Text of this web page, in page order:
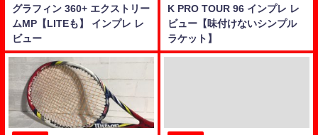
グラフィン 360+ エクストリー
ムMP【LITEも】 インプレ レ
ビュー
K PRO TOUR 96 インプレ レ
ビュー【味付けないシンプル
ラケット】